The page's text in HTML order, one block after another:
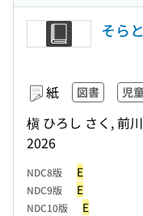
そら
紙 図書 児
槇 ひろし さく, 前
2026
NDC8版 E
NDC9版 E
NDC10版 E